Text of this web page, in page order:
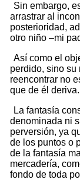
Sin embargo,
arrastrar al
posterioridad,
otro niño –mi
Así como el
perdido, sino su
reencontrar no
que de él deriva.
La fantasía
denominada ni
perversión, ya
de los puntos o
de la fantasía
mercadería,
fondo de toda